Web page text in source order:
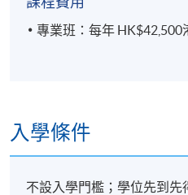
所有完成法律文憑課程的學
的學生還將被保證獲得由曼
學專業進修學院合辦的、人
Diploma in English and
專業班：每年 HK$42,500
入學條件
不設入學門檻；學位先到